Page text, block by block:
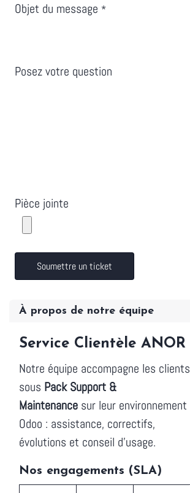
Objet du message *
Posez votre question
Pièce jointe
Soumettre un ticket
À propos de notre équipe
Service Clientèle ANOR
Notre équipe accompagne les clients
sous Pack Support &
Maintenance sur leur environnement
Odoo : assistance, correctifs,
évolutions et conseil d'usage.
Nos engagements (SLA)